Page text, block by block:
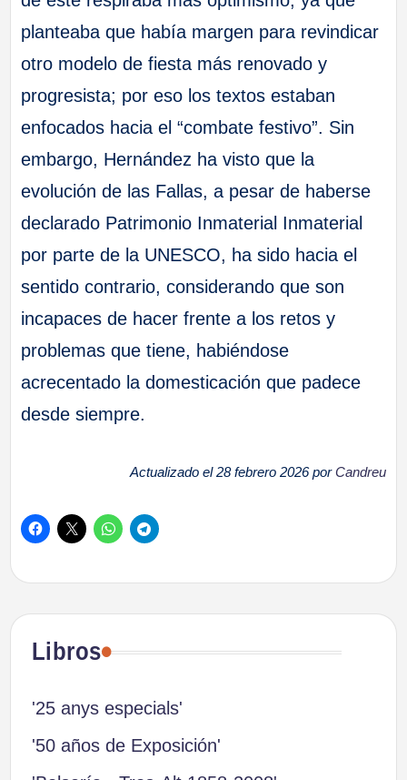
planteaba que había margen para revindicar
otro modelo de fiesta más renovado y
progresista; por eso los textos estaban
enfocados hacia el “combate festivo”. Sin
embargo, Hernández ha visto que la
evolución de las Fallas, a pesar de haberse
declarado Patrimonio Inmaterial Inmaterial
por parte de la UNESCO, ha sido hacia el
sentido contrario, considerando que son
incapaces de hacer frente a los retos y
problemas que tiene, habiéndose
acrecentado la domesticación que padece
desde siempre.
Actualizado el 28 febrero 2026 porCandreu
Libros
'25 anys especials'
'50 años de Exposición'